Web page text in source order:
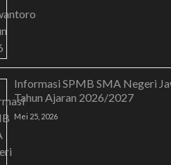
Informasi SPMB SMA Negeri
Tahun Ajaran 2026/2027
Mei 25, 2026